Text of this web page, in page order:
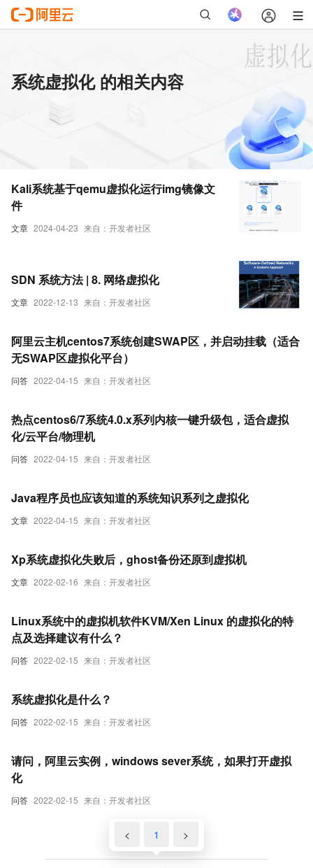
系统虚拟化 的相关内容
文章 2024-04-23 来自：开发者社区
Kali系统基于qemu虚拟化运行img镜像文
件
文章 2022-12-13 来自：开发者社区
SDN 系统方法 | 8. 网络虚拟化
问答 2022-04-15 来自：开发者社区
阿里云主机centos7系统创建SWAP区，并启动挂载（适合
无SWAP区虚拟化平台）
问答 2022-04-15 来自：开发者社区
热点centos6/7系统4.0.x系列内核一键升级包，适合虚拟
化/云平台/物理机
文章 2022-04-15 来自：开发者社区
Java程序员也应该知道的系统知识系列之虚拟化
文章 2022-02-16 来自：开发者社区
Xp系统虚拟化失败后，ghost备份还原到虚拟机
问答 2022-02-15 来自：开发者社区
Linux系统中的虚拟机软件KVM/Xen Linux 的虚拟化的特
点及选择建议有什么？
问答 2022-02-15 来自：开发者社区
系统虚拟化是什么？
问答 2022-02-15 来自：开发者社区
请问，阿里云实例，windows sever系统，如果打开虚拟
化
< 1 >